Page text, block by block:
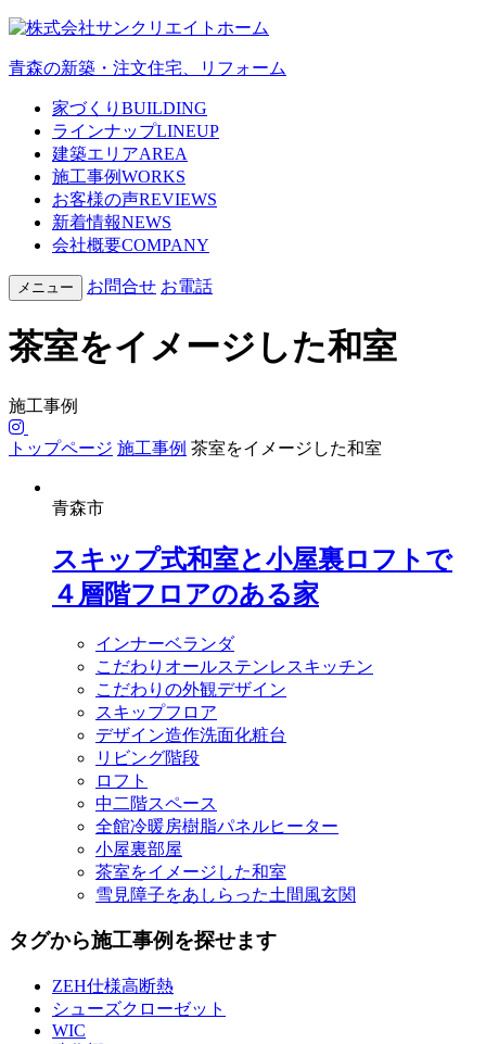
青森の新築・注文住宅、リフォーム
家づくり BUILDING
ラインナップLINEUP
建築エリアAREA
施工事例WORKS
お客様の声REVIEWS
新着情報NEWS
会社概要COMPANY
メニュー お問合せ お電話
茶室をイメージした和室
施工事例
トップページ 施工事例 茶室をイメージした和室
青森市
スキップ式和室と小屋裏ロフトで
４層階フロアのある家
インナーベランダ
こだわりオールステンレスキッチン
こだわりの外観デザイン
スキップフロア
デザイン造作洗面化粧台
リビング階段
ロフト
中二階スペース
全館冷暖房樹脂パネルヒーター
小屋裏部屋
茶室をイメージした和室
雪見障子をあしらった土間風玄関
タグから施工事例を探せます
ZEH仕様高断熱
シューズクローゼット
WIC